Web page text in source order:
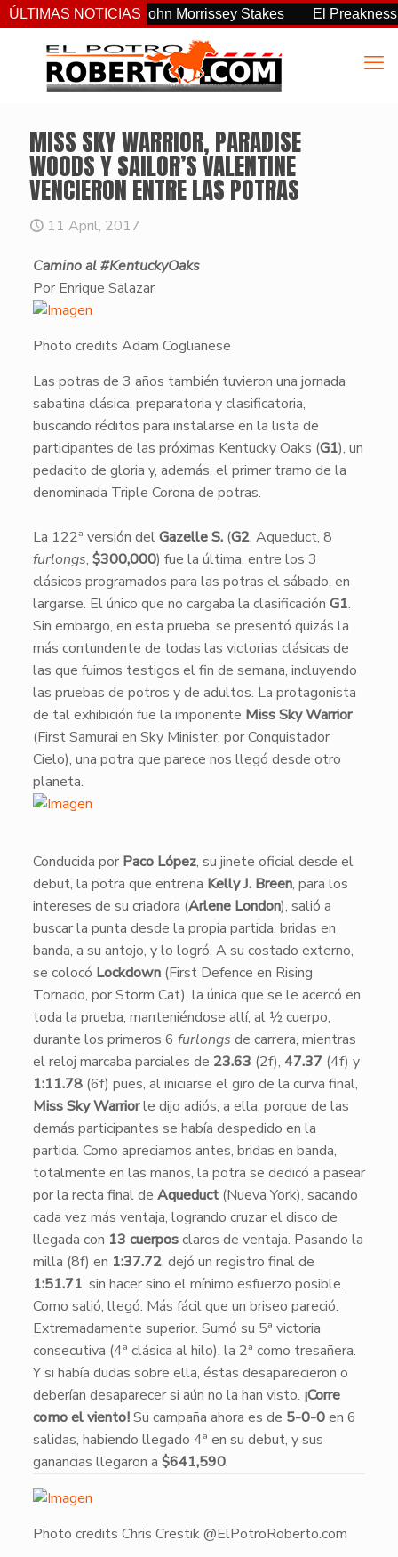
ÚLTIMAS NOTICIASdel John Morrissey Stakes El Preakness
MISS SKY WARRIOR, PARADISE
WOODS Y SAILOR’S VALENTINE
VENCIERON ENTRE LAS POTRAS
11 April, 2017
Camino al #KentuckyOaks
Por Enrique Salazar
Photo credits Adam Coglianese
Las potras de 3 años también tuvieron una jornada
sabatina clásica, preparatoria y clasificatoria,
buscando réditos para instalarse en la lista de
participantes de las próximas Kentucky Oaks (G1), un
pedacito de gloria y, además, el primer tramo de la
denominada Triple Corona de potras.
La 122ª versión delGazelle S.(G2, Aqueduct, 8
furlongs, $300,000) fue la última, entre los 3
clásicos programados para las potras el sábado, en
largarse. El único que no cargaba la clasificación G1.
Sin embargo, en esta prueba, se presentó quizás la
más contundente de todas las victorias clásicas de
las que fuimos testigos el fin de semana, incluyendo
las pruebas de potros y de adultos. La protagonista
de tal exhibición fue la imponente Miss Sky Warrior
(First Samurai en Sky Minister, por Conquistador
Cielo), una potra que parece nos llegó desde otro
planeta.
​​Conducida por Paco López, su jinete oficial desde el
debut, la potra que entrena Kelly J. Breen, para los
intereses de su criadora (Arlene London), salió a
buscar la punta desde la propia partida, bridas en
banda, a su antojo, y lo logró. A su costado externo,
se colocó Lockdown(First Defence en Rising
Tornado, por Storm Cat), la única que se le acercó en
toda la prueba, manteniéndose allí, al ½ cuerpo,
durante los primeros 6 furlongs de carrera, mientras
el reloj marcaba parciales de 23.63 (2f), 47.37 (4f) y
1:11.78(6f) pues, al iniciarse el giro de la curva final,
Miss Sky Warriorle dijo adiós, a ella, porque de las
demás participantes se había despedido en la
partida. Como apreciamos antes, bridas en banda,
totalmente en las manos, la potra se dedicó a pasear
por la recta final de Aqueduct(Nueva York), sacando
cada vez más ventaja, logrando cruzar el disco de
llegada con 13 cuerposclaros de ventaja. Pasando la
milla (8f) en 1:37.72, dejó un registro final de
1:51.71, sin hacer sino el mínimo esfuerzo posible.
Como salió, llegó. Más fácil que un briseo pareció.
Extremadamente superior. Sumó su 5ª victoria
consecutiva (4ª clásica al hilo), la 2ª como tresañera.
Y si había dudas sobre ella, éstas desaparecieron o
deberían desaparecer si aún no la han visto. ¡Corre
como el viento!Su campaña ahora es de 5-0-0en 6
salidas, habiendo llegado 4ª en su debut, y sus
ganancias llegaron a $641,590.
Photo credits Chris Crestik @ElPotroRoberto.com